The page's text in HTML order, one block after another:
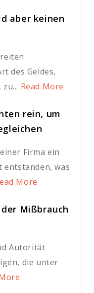
aber keinen
des Geldes,
Read More
rein, um
Firma ein
entstanden, was
More
Mißbrauch
Autorität
die unter